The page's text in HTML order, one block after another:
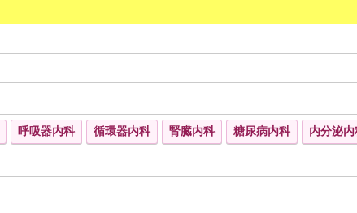
呼吸器内科 循環器内科 腎臓内科 糖尿病内科 内分泌内